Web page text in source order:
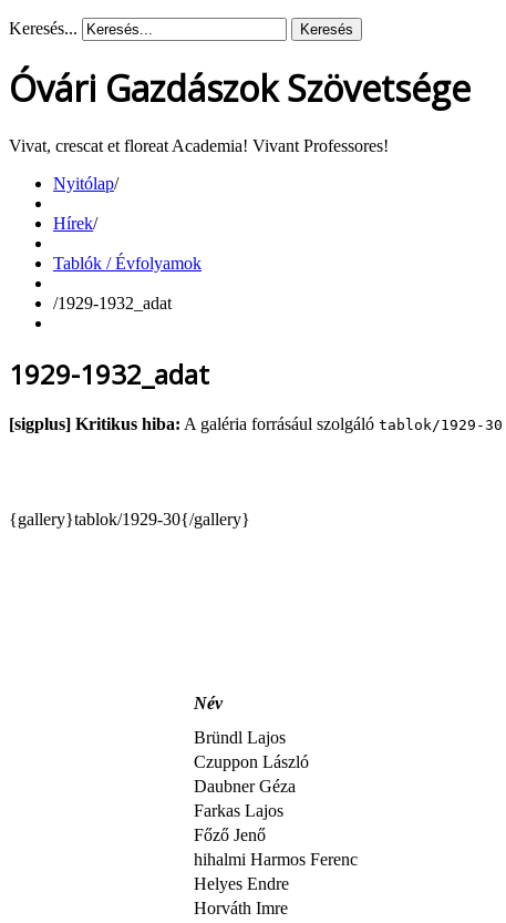
Keresés... Keresés
Óvári Gazdászok Szövetsége
Vivat, crescat et floreat Academia! Vivant Professores!
Nyitólap/
Hírek/
Tablók / Évfolyamok
/1929-1932_adat
1929-1932_adat
[sigplus] Kritikus hiba: A galéria forrásául szolgáló tablok/1929-30
{gallery}tablok/1929-30{/gallery}
Név
Bründl Lajos
Czuppon László
Daubner Géza
Farkas Lajos
Főző Jenő
hihalmi Harmos Ferenc
Helyes Endre
Horváth Imre